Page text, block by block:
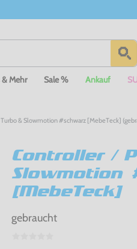
Mehr Sale % Ankauf
& Slowmotion #schwarz [MebeTeck]
Controller /
Slowmotion
[MebeTeck]
gebraucht